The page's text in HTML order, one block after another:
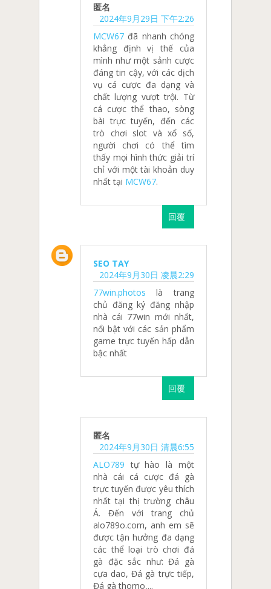
匿名
2024年9月29日 下午2:26
MCW67 đã nhanh chóng
khẳng định vị thế của
mình như một sảnh cược
đáng tin cậy, với các dịch
vụ cá cược đa dạng và
chất lượng vượt trội. Từ
cá cược thể thao, sòng
bài trực tuyến, đến các
trò chơi slot và xổ số,
người chơi có thể tìm
thấy mọi hình thức giải trí
chỉ với một tài khoản duy
nhất tại MCW67.
回覆
SEO TAY
2024年9月30日 凌晨2:29
77win.photos là trang
chủ đăng ký đăng nhập
nhà cái 77win mới nhất,
nổi bật với các sản phẩm
game trực tuyến hấp dẫn
bậc nhất
回覆
匿名
2024年9月30日 清晨6:55
ALO789 tự hào là một
nhà cái cá cược đá gà
trực tuyến được yêu thích
nhất tại thị trường châu
Á. Đến với trang chủ
alo789o.com, anh em sẽ
được tận hưởng đa dạng
các thể loại trò chơi đá
gà đặc sắc như: Đá gà
cựa dao, Đá gà trực tiếp,
Đá gà thomo,...